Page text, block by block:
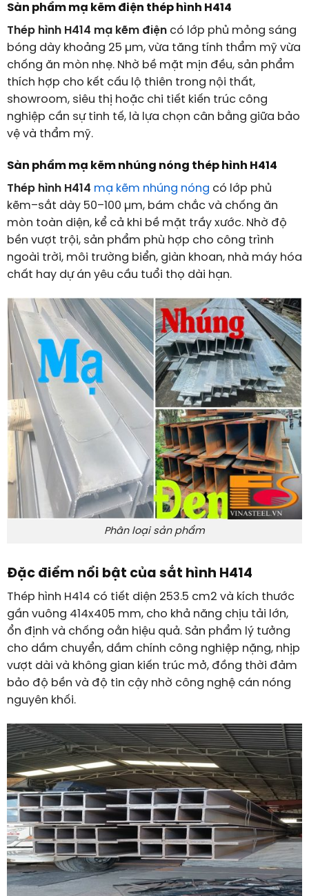
Sản phẩm mạ kẽm điện thép hình H414
Thép hình H414 mạ kẽm điệncó lớp phủ mỏng sáng
bóng dày khoảng 25 µm, vừa tăng tính thẩm mỹ vừa
chống ăn mòn nhẹ. Nhờ bề mặt mịn đều, sản phẩm
thích hợp cho kết cấu lộ thiên trong nội thất,
showroom, siêu thị hoặc chi tiết kiến trúc công
nghiệp cần sự tinh tế, là lựa chọn cân bằng giữa bảo
vệ và thẩm mỹ.
Sản phẩm mạ kẽm nhúng nóng thép hình H414
Thép hình H414 mạ kẽm nhúng nóng có lớp phủ
kẽm–sắt dày 50–100 µm, bám chắc và chống ăn
mòn toàn diện, kể cả khi bề mặt trầy xước. Nhờ độ
bền vượt trội, sản phẩm phù hợp cho công trình
ngoài trời, môi trường biển, giàn khoan, nhà máy hóa
chất hay dự án yêu cầu tuổi thọ dài hạn.
Phân loại sản phẩm
Đặc điểm nổi bật của sắt hình H414
Thép hình H414 có tiết diện 253.5 cm2 và kích thước
gần vuông 414x405 mm, cho khả năng chịu tải lớn,
ổn định và chống oằn hiệu quả. Sản phẩm lý tưởng
cho dầm chuyển, dầm chính công nghiệp nặng, nhịp
vượt dài và không gian kiến trúc mở, đồng thời đảm
bảo độ bền và độ tin cậy nhờ công nghệ cán nóng
nguyên khối.